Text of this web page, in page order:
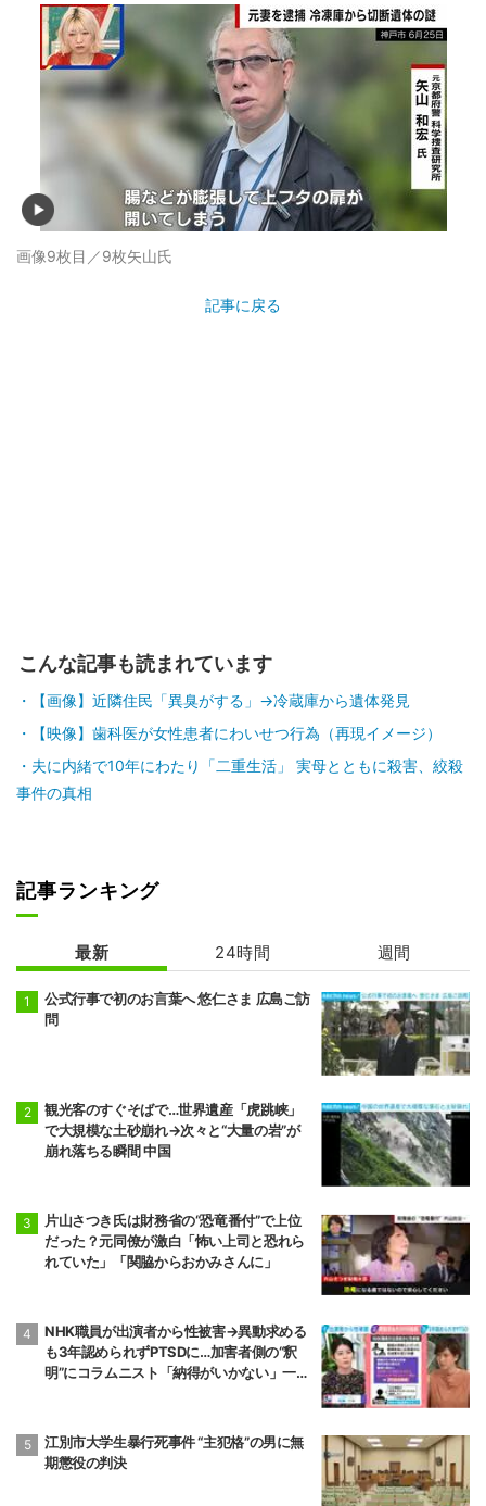
画像9枚目／9枚矢山氏
記事に戻る
こんな記事も読まれています
【画像】近隣住民「異臭がする」→冷蔵庫から遺体発見
【映像】歯科医が女性患者にわいせつ行為（再現イメージ）
夫に内緒で10年にわたり「二重生活」 実母とともに殺害、絞殺
事件の真相
記事ランキング
最新 24時間 週間
公式行事で初のお言葉へ 悠仁さま 広島ご訪
問
観光客のすぐそばで…世界遺産「虎跳峡」
で大規模な土砂崩れ→次々と“大量の岩”が
崩れ落ちる瞬間 中国
片山さつき氏は財務省の“恐竜番付”で上位
だった？元同僚が激白「怖い上司と恐れら
れていた」「関脇からおかみさんに」
NHK職員が出演者から性被害→異動求める
も3年認められずPTSDに…加害者側の“釈
明”にコラムニスト「納得がいかない」一方
江別市大学生暴行死事件 “主犯格”の男に無
期懲役の判決